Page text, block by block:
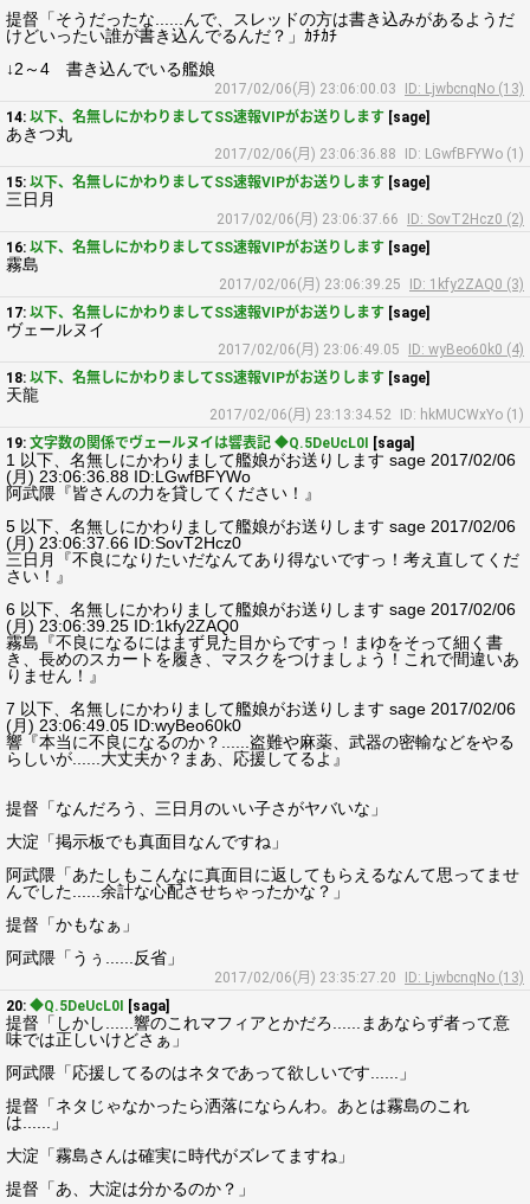
提督「そうだったな......んで、スレッドの方は書き込みがあるようだ
けどいったい誰が書き込んでるんだ？」ｶﾁｶﾁ
↓2～4 書き込んでいる艦娘
2017/02/06(月) 23:06:00.03
ID: LjwbcnqNo (13)
14: 以下、名無しにかわりましてSS速報VIPがお送りします [sage]
あきつ丸
2017/02/06(月) 23:06:36.88
ID: LGwfBFYWo (1)
15: 以下、名無しにかわりましてSS速報VIPがお送りします [sage]
三日月
2017/02/06(月) 23:06:37.66
ID: SovT2Hcz0 (2)
16: 以下、名無しにかわりましてSS速報VIPがお送りします [sage]
霧島
2017/02/06(月) 23:06:39.25
ID: 1kfy2ZAQ0 (3)
17: 以下、名無しにかわりましてSS速報VIPがお送りします [sage]
ヴェールヌイ
2017/02/06(月) 23:06:49.05
ID: wyBeo60k0 (4)
18: 以下、名無しにかわりましてSS速報VIPがお送りします [sage]
天龍
2017/02/06(月) 23:13:34.52
ID: hkMUCWxYo (1)
19: 文字数の関係でヴェールヌイは響表記 ◆Q.5DeUcL0I [saga]
1 以下、名無しにかわりまして艦娘がお送りします sage 2017/02/06
(月) 23:06:36.88 ID:LGwfBFYWo
阿武隈『皆さんの力を貸してください！』
5 以下、名無しにかわりまして艦娘がお送りします sage 2017/02/06
(月) 23:06:37.66 ID:SovT2Hcz0
三日月『不良になりたいだなんてあり得ないですっ！考え直してくだ
さい！』
6 以下、名無しにかわりまして艦娘がお送りします sage 2017/02/06
(月) 23:06:39.25 ID:1kfy2ZAQ0
霧島『不良になるにはまず見た目からですっ！まゆをそって細く書
き、長めのスカートを履き、マスクをつけましょう！これで間違いあ
りません！』
7 以下、名無しにかわりまして艦娘がお送りします sage 2017/02/06
(月) 23:06:49.05 ID:wyBeo60k0
響『本当に不良になるのか？......盗難や麻薬、武器の密輸などをやる
らしいが......大丈夫か？まあ、応援してるよ』
提督「なんだろう、三日月のいい子さがヤバいな」
大淀「掲示板でも真面目なんですね」
阿武隈「あたしもこんなに真面目に返してもらえるなんて思ってませ
んでした......余計な心配させちゃったかな？」
提督「かもなぁ」
阿武隈「うぅ......反省」
2017/02/06(月) 23:35:27.20
ID: LjwbcnqNo (13)
20: ◆Q.5DeUcL0I [saga]
提督「しかし......響のこれマフィアとかだろ......まあならず者って意
味では正しいけどさぁ」
阿武隈「応援してるのはネタであって欲しいです......」
提督「ネタじゃなかったら洒落にならんわ。あとは霧島のこれ
は......」
大淀「霧島さんは確実に時代がズレてますね」
提督「あ、大淀は分かるのか？」